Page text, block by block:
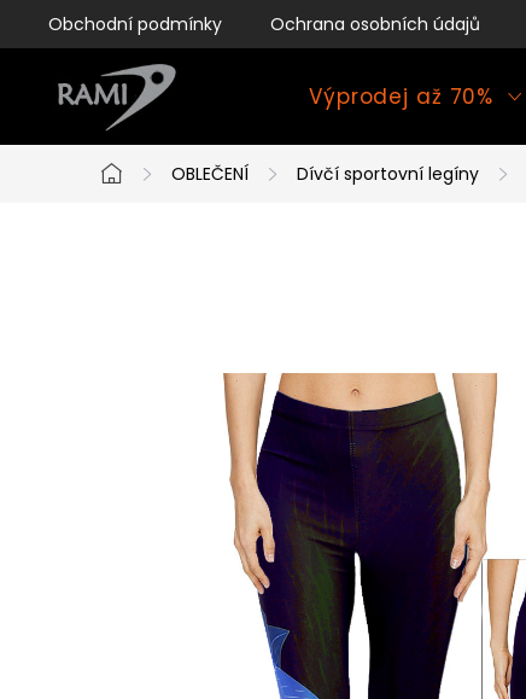
na
Obchodní podmínky Ochrana osobních údajů
Výprodej až 70%
Domů
OBLEČENÍ Dívčí sportovní legíny